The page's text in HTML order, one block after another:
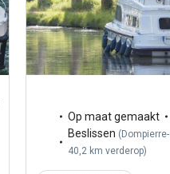
Op maat gemaakt
Beslissen (
40,2 km verderop)